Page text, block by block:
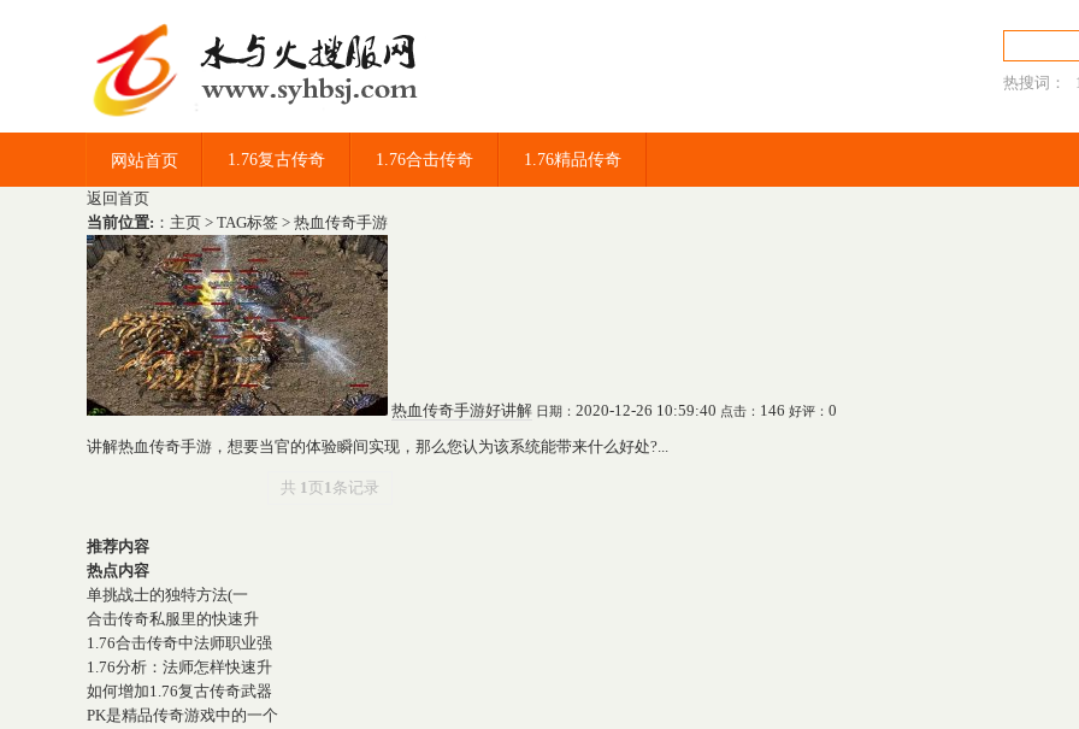
热搜词：
网站首页 1.76复古传奇 1.76合击传奇 1.76精品传奇
返回首页
当前位置: ： 主页 > TAG标签 > 热血传奇手游
热血传奇手游好讲解 日期： 2020-12-26 10:59:40 点击： 146 好评： 0
讲解热血传奇手游，想要当官的体验瞬间实现，那么您认为该系统能带来什么好处?...
共 1页1条记录
推荐内容
热点内容
单挑战士的独特方法(一
合击传奇私服里的快速升
1.76合击传奇中法师职业强
1.76分析：法师怎样快速升
如何增加1.76复古传奇武器
PK是精品传奇游戏中的一个